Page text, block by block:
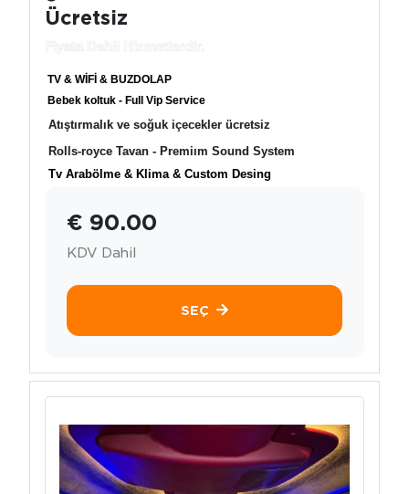
Ücretsiz
Fiyata Dahil Hizmetlerdir.
TV & WİFİ & BUZDOLAP
Bebek koltuk - Full Vip Service
Atıştırmalık ve soğuk içecekler ücretsiz
Rolls-royce Tavan - Premiım Sound System
Tv Arabölme & Klima & Custom Desing
€ 90.00
KDV Dahil
SEÇ